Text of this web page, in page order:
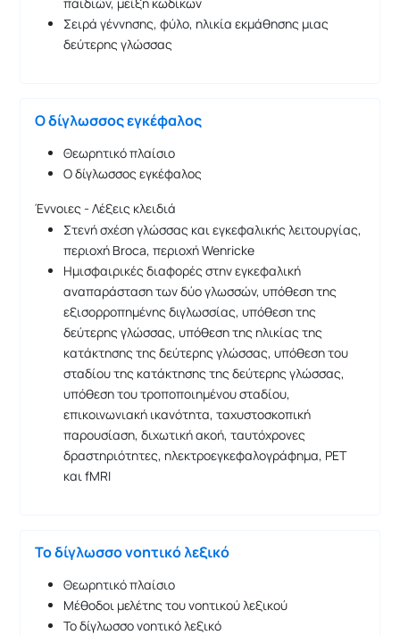
Σειρά γέννησης, φύλο, ηλικία εκμάθησης μιας
δεύτερης γλώσσας
Ο δίγλωσσος εγκέφαλος
Θεωρητικό πλαίσιο
Ο δίγλωσσος εγκέφαλος
Έννοιες - Λέξεις κλειδιά
Στενή σχέση γλώσσας και εγκεφαλικής λειτουργίας,
περιοχή Broca, περιοχή Wenricke
Ημισφαιρικές διαφορές στην εγκεφαλική
αναπαράσταση των δύο γλωσσών, υπόθεση της
εξισορροπημένης διγλωσσίας, υπόθεση της
δεύτερης γλώσσας, υπόθεση της ηλικίας της
κατάκτησης της δεύτερης γλώσσας, υπόθεση του
σταδίου της κατάκτησης της δεύτερης γλώσσας,
υπόθεση του τροποποιημένου σταδίου,
επικοινωνιακή ικανότητα, ταχυστοσκοπική
παρουσίαση, διχωτική ακοή, ταυτόχρονες
δραστηριότητες, ηλεκτροεγκεφαλογράφημα, PET
και fMRI
Το δίγλωσσο νοητικό λεξικό
Θεωρητικό πλαίσιο
Μέθοδοι μελέτης του νοητικού λεξικού
Το δίγλωσσο νοητικό λεξικό